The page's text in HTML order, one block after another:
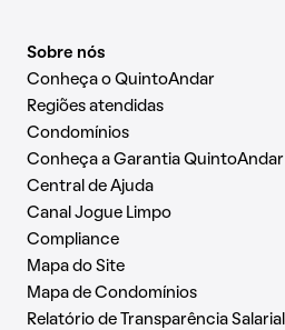
Sobre nós
Conheça o QuintoAndar
Regiões atendidas
Condomínios
Conheça a Garantia QuintoAndar
Central de Ajuda
Canal Jogue Limpo
Compliance
Mapa do Site
Mapa de Condomínios
Relatório de Transparência Salarial